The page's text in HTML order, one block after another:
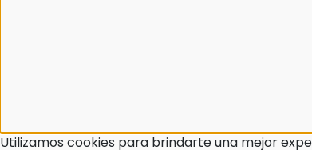
Utilizamos cookies para brindarte una mejor